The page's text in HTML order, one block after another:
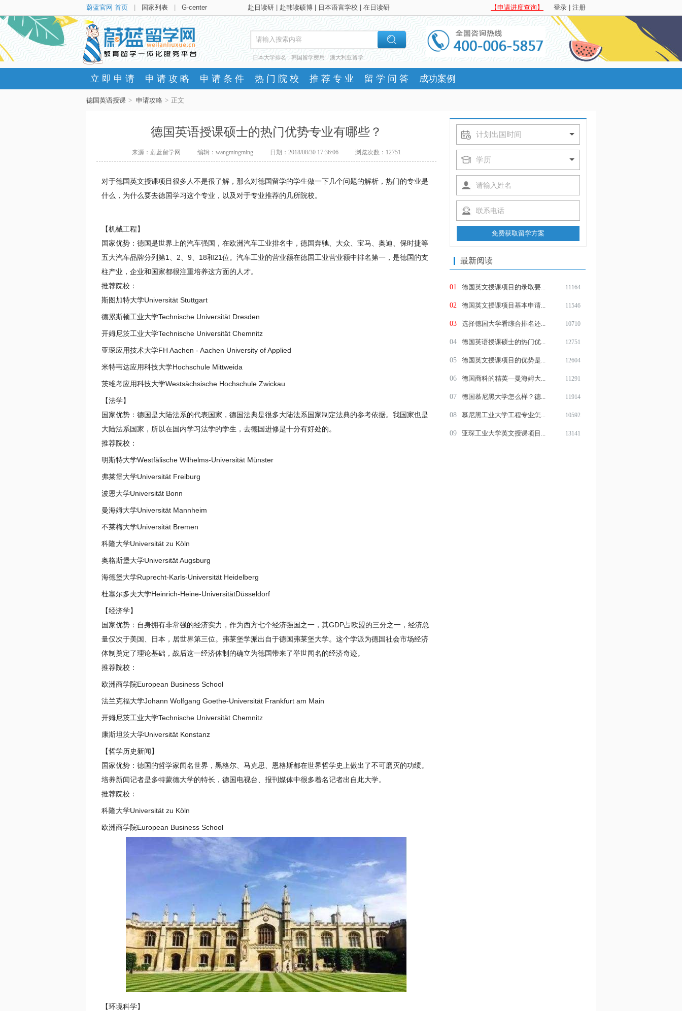
蔚蓝官网 首页 国家列表 G-center 赴日读研 赴韩读硕博 日本语言学校 在日读研 登录 注册
【申请进度查询】
日本大学排名 韩国留学费用 澳大利亚留学
立即申请 申请攻略 申请条件 热门院校 推荐专业 留学问答 成功案例
德国英语授课 > 申请攻略 > 正文
德国英语授课硕士的热门优势专业有哪些？
来源：蔚蓝留学网 编辑：wangmingming 日期：2018/08/30 17:36:06 浏览次数：12751
对于德国英文授课项目很多人不是很了解，那么对德国留学的学生做一下几个问题的解析，热门的专业是
什么，为什么要去德国学习这个专业，以及对于专业推荐的几所院校。
【机械工程】
国家优势：德国是世界上的汽车强国，在欧洲汽车工业排名中，德国奔驰、大众、宝马、奥迪、保时捷等
五大汽车品牌分列第1、2、9、18和21位。汽车工业的营业额在德国工业营业额中排名第一，是德国的支
柱产业，企业和国家都很注重培养这方面的人才。
推荐院校：
斯图加特大学Universität Stuttgart
德累斯顿工业大学Technische Universität Dresden
开姆尼茨工业大学Technische Universität Chemnitz
亚琛应用技术大学FH Aachen - Aachen University of Applied
米特韦达应用科技大学Hochschule Mittweida
茨维考应用科技大学Westsächsische Hochschule Zwickau
【法学】
国家优势：德国是大陆法系的代表国家，德国法典是很多大陆法系国家制定法典的参考依据。我国家也是
大陆法系国家，所以在国内学习法学的学生，去德国进修是十分有好处的。
推荐院校：
明斯特大学Westfälische Wilhelms-Universität Münster
弗莱堡大学Universität Freiburg
波恩大学Universität Bonn
曼海姆大学Universität Mannheim
不莱梅大学Universität Bremen
科隆大学Universität zu Köln
奥格斯堡大学Universität Augsburg
海德堡大学Ruprecht-Karls-Universität Heidelberg
杜塞尔多夫大学Heinrich-Heine-UniversitätDüsseldorf
【经济学】
国家优势：自身拥有非常强的经济实力，作为西方七个经济强国之一，其GDP占欧盟的三分之一，经济总
量仅次于美国、日本，居世界第三位。弗莱堡学派出自于德国弗莱堡大学。这个学派为德国社会市场经济
体制奠定了理论基础，战后这一经济体制的确立为德国带来了举世闻名的经济奇迹。
推荐院校：
欧洲商学院European Business School
法兰克福大学Johann Wolfgang Goethe-Universität Frankfurt am Main
开姆尼茨工业大学Technische Universität Chemnitz
康斯坦茨大学Universität Konstanz
【哲学历史新闻】
国家优势：德国的哲学家闻名世界，黑格尔、马克思、恩格斯都在世界哲学史上做出了不可磨灭的功绩。
培养新闻记者是多特蒙德大学的特长，德国电视台、报刊媒体中很多着名记者出自此大学。
推荐院校：
科隆大学Universität zu Köln
欧洲商学院European Business School
【环境科学】
计划出国时间
学历
免费获取留学方案
最新阅读
01 德国英文授课项目的录取要... 11164
02 德国英文授课项目基本申请... 11546
03 选择德国大学看综合排名还... 10710
04 德国英语授课硕士的热门优... 12751
05 德国英文授课项目的优势是... 12604
06 德国商科的精英—曼海姆大... 11291
07 德国慕尼黑大学怎么样？德... 11914
08 慕尼黑工业大学工程专业怎... 10592
09 亚琛工业大学英文授课项目... 13141